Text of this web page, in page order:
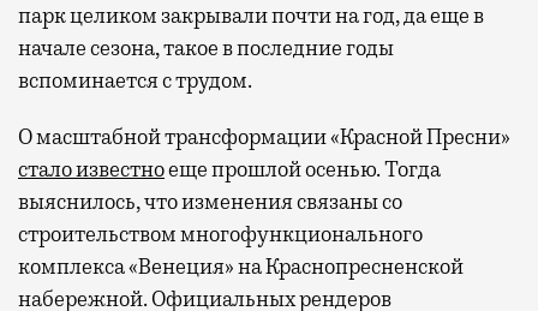
парк целиком закрывали почти на год, да еще в
начале сезона, такое в последние годы
вспоминается с трудом.
О масштабной трансформации «Красной Пресни»
стало известноеще прошлой осенью. Тогда
выяснилось, что изменения связаны со
строительством многофункционального
комплекса «Венеция» на Краснопресненской
набережной. Официальных рендеров